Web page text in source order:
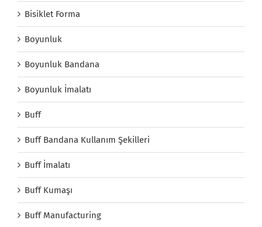
Bisiklet Forma
Boyunluk
Boyunluk Bandana
Boyunluk İmalatı
Buff
Buff Bandana Kullanım Şekilleri
Buff İmalatı
Buff Kumaşı
Buff Manufacturing